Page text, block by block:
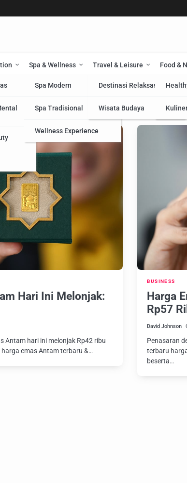
Spa & Wellness
Spa Modern
Spa Tradisional
Wellness Experience
Travel & Leisure
Destinasi Relaksasi
Wisata Budaya
Food &
Hari Ini Melonjak:
Antam hari ini melonjak Rp42 ribu
emas Antam terbaru &…
BUSINESS
Harga
Rp57
David Johnson
Penasaran
terbaru
beserta…